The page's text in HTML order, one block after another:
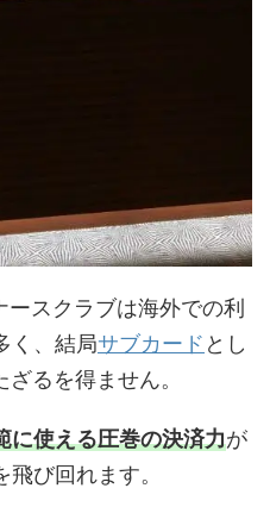
スクラブは海外での利
く、結局サブカード とし
るを得ません。
に使える圧巻の決済力が
び回れます。